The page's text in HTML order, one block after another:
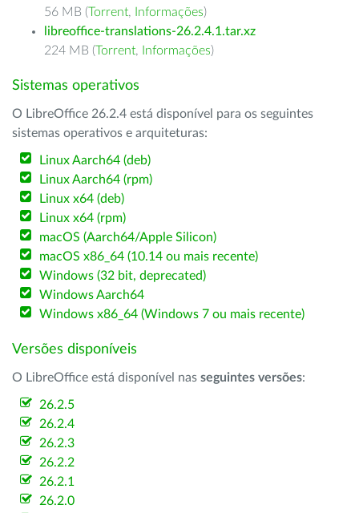
56 MB (Torrent, Informações)
libreoffice-translations-26.2.4.1.tar.xz
224 MB (Torrent, Informações)
Sistemas operativos
O LibreOffice 26.2.4 está disponível para os seguintes
sistemas operativos e arquiteturas:
Linux Aarch64 (deb)
Linux Aarch64 (rpm)
Linux x64 (deb)
Linux x64 (rpm)
macOS (Aarch64/Apple Silicon)
macOS x86_64 (10.14 ou mais recente)
Windows (32 bit, deprecated)
Windows Aarch64
Windows x86_64 (Windows 7 ou mais recente)
Versões disponíveis
O LibreOffice está disponível nas seguintes versões:
26.2.5
26.2.4
26.2.3
26.2.2
26.2.1
26.2.0